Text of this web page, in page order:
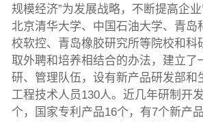
规模经济”为发展战略，不断提高企
北京清华大学、中国石油大学、青岛
校软控、青岛橡胶研究所等院校和科
取外聘和培养相结合的办法，建立了
研、管理队伍，设有新产品研发部和
工程技术人员130人。近几年研制开
个，国家专利产品16个，有7个新产